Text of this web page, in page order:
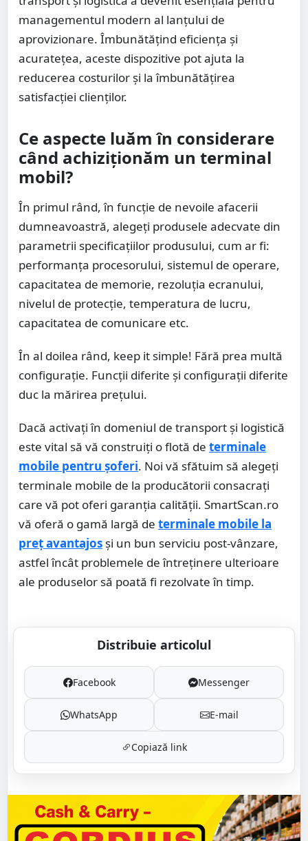
managementul modern al lanțului de
aprovizionare. Îmbunătățind eficiența și
acuratețea, aceste dispozitive pot ajuta la
reducerea costurilor și la îmbunătățirea
satisfacției clienților.
Ce aspecte luăm în considerare
când achiziționăm un terminal
mobil?
În primul rând, în funcție de nevoile afacerii
dumneavoastră, alegeți produsele adecvate din
parametrii specificațiilor produsului, cum ar fi:
performanța procesorului, sistemul de operare,
capacitatea de memorie, rezoluția ecranului,
nivelul de protecție, temperatura de lucru,
capacitatea de comunicare etc.
În al doilea rând, keep it simple! Fără prea multă
configurație. Funcții diferite și configurații diferite
duc la mărirea prețului.
Dacă activați în domeniul de transport și logistică
este vital să vă construiți o flotă de terminale
mobile pentru șoferi. Noi vă sfătuim să alegeți
terminale mobile de la producătorii consacrați
care vă pot oferi garanția calității. SmartScan.ro
vă oferă o gamă largă de terminale mobile la
preț avantajos și un bun serviciu post-vânzare,
astfel încât problemele de întreținere ulterioare
ale produselor să poată fi rezolvate în timp.
Distribuie articolul
Facebook Messenger
WhatsApp E-mail
Copiază link